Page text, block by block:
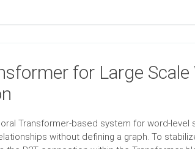
for Large Scale
Transformer-based system for word-level
without defining a graph. To